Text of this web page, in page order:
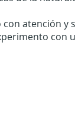
atención y
con